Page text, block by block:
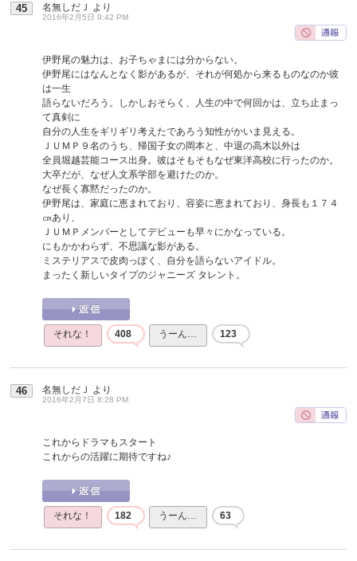
45 名無しだＪ より
2016年2月5日 9:42 PM
伊野尾の魅力は、お子ちゃまには分からない。
伊野尾にはなんとなく影があるが、それが何処から来るものなのか彼
は一生
語らないだろう。しかしおそらく、人生の中で何回かは、立ち止まっ
て真剣に
自分の人生をギリギリ考えたであろう知性がかいま見える。
ＪＵＭＰ９名のうち、帰国子女の岡本と、中退の高木以外は
全員堀越芸能コース出身。彼はそもそもなぜ東洋高校に行ったのか。
大卒だが、なぜ人文系学部を避けたのか。
なぜ長く寡黙だったのか。
伊野尾は、家庭に恵まれており、容姿に恵まれており、身長も１７４
㎝あり、
ＪＵＭＰメンバーとしてデビューも早々にかなっている。
にもかかわらず、不思議な影がある。
ミステリアスで皮肉っぽく、自分を語らないアイドル。
まったく新しいタイプのジャニーズ タレント。
それな！ 408 うーん… 123
46 名無しだＪ より
2016年2月7日 8:28 PM
これからドラマもスタート
これからの活躍に期待ですね♪
それな！ 182 うーん… 63